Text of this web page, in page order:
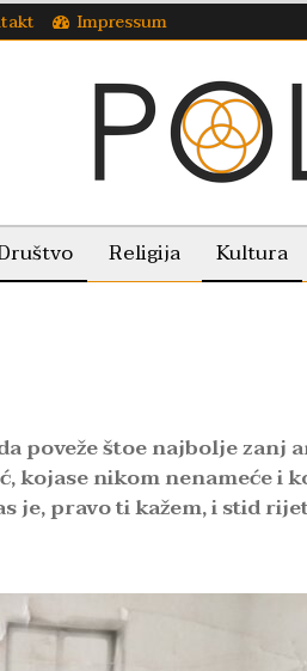
Impressum
Religija Kultura
poveže štoe najbolje zanj
kojase nikom nenameće i
je, pravo ti kažem, i stid